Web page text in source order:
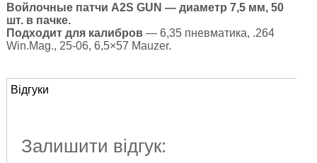
Войлочные патчи A2S GUN — диаметр 7,5 мм, 50
шт. в пачке.
Подходит для калибров— 6,35 пневматика, .264
Win.Mag., 25-06, 6,5×57 Mauzer.
Відгуки
Залишити відгук: